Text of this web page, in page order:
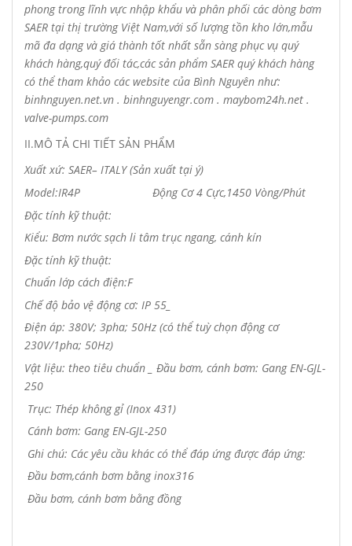
phong trong lĩnh vực nhập khẩu và phân phối các dòng bơm
SAER tại thị trường Việt Nam,với số lượng tồn kho lớn,mẫu
mã đa dạng và giá thành tốt nhất sẵn sàng phục vụ quý
khách hàng,quý đối tác,các sản phẩm SAER quý khách hàng
có thể tham khảo các website của Bình Nguyên như:
binhnguyen.net.vn . binhnguyengr.com . maybom24h.net .
valve-pumps.com
II.MÔ TẢ CHI TIẾT SẢN PHẨM
Xuất xứ: SAER– ITALY (Sản xuất tại ý)
Model:IR4P Động Cơ 4 Cực,1450 Vòng/Phút
Đặc tính kỹ thuật:
Kiểu: Bơm nước sạch li tâm trục ngang, cánh kín
Đặc tính kỹ thuật:
Chuẩn lớp cách điện:F
Chế độ bảo vệ động cơ: IP 55_
Điện áp: 380V; 3pha; 50Hz (có thể tuỳ chọn động cơ
230V/1pha; 50Hz)
Vật liệu: theo tiêu chuẩn _ Đầu bơm, cánh bơm: Gang EN-GJL-
250
Trục: Thép không gỉ (Inox 431)
Cánh bơm: Gang EN-GJL-250
Ghi chú: Các yêu cầu khác có thể đáp ứng được đáp ứng:
Đầu bơm,cánh bơm bằng inox316
Đầu bơm, cánh bơm bằng đồng